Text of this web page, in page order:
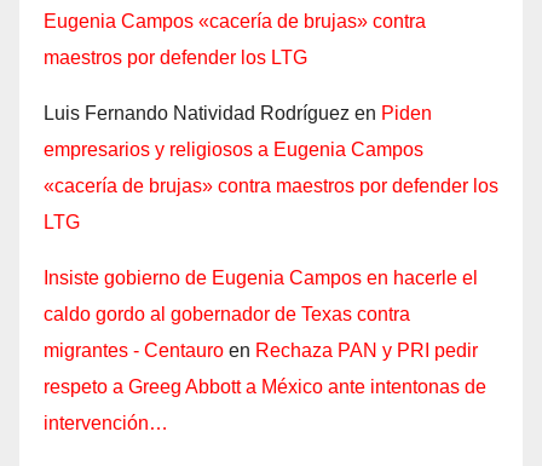
Eugenia Campos «cacería de brujas» contra
maestros por defender los LTG
Luis Fernando Natividad Rodríguez en Piden
empresarios y religiosos a Eugenia Campos
«cacería de brujas» contra maestros por defender los
LTG
Insiste gobierno de Eugenia Campos en hacerle el
caldo gordo al gobernador de Texas contra
migrantes - Centauro en Rechaza PAN y PRI pedir
respeto a Greeg Abbott a México ante intentonas de
intervención…